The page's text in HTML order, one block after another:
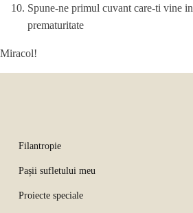
Spune-ne primul cuvant care-ti vine
prematuritate
Miracol!
Filantropie
Pașii sufletului meu
Proiecte speciale